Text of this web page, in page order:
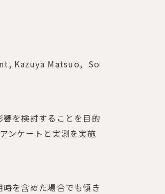
Kazuya Matsuo, So
を検討することを目的
ンケートと実測を実施
を含めた場合でも傾き